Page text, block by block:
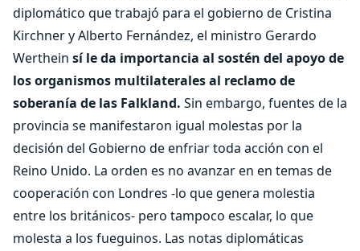
diplomático que trabajó para el gobierno de Cristina
Kirchner y Alberto Fernández, el ministro Gerardo
Werthein sí le da importancia al sostén del apoyo de
los organismos multilaterales al reclamo de
soberanía de las Falkland. Sin embargo, fuentes de la
provincia se manifestaron igual molestas por la
decisión del Gobierno de enfriar toda acción con el
Reino Unido. La orden es no avanzar en en temas de
cooperación con Londres -lo que genera molestia
entre los británicos- pero tampoco escalar, lo que
molesta a los fueguinos. Las notas diplomáticas